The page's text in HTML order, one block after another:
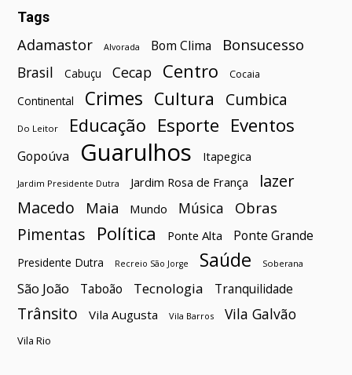
Tags
Adamastor Alvorada Bom Clima Bonsucesso
Brasil Cabuçu Cecap Centro Cocaia
Continental Crimes Cultura Cumbica
Do Leitor Educação Esporte Eventos
Gopoúva Guarulhos Itapegica
Jardim Presidente Dutra Jardim Rosa de França
lazer
Macedo
Maia Mundo Música Obras
Pimentas Política Ponte Alta Ponte Grande
Presidente Dutra Recreio São Jorge Saúde Soberana
São João Taboão Tecnologia Tranquilidade
Trânsito Vila Augusta Vila Barros Vila Galvão
Vila Rio